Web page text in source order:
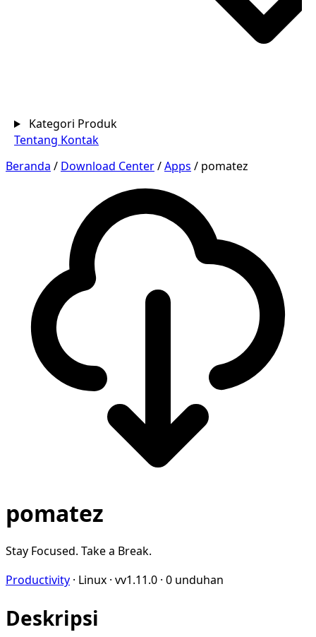
Kategori Produk
Tentang Kontak
Beranda / Download Center/Apps / pomatez
pomatez
Stay Focused. Take a Break.
Productivity · Linux · vv1.11.0 · 0 unduhan
Deskripsi